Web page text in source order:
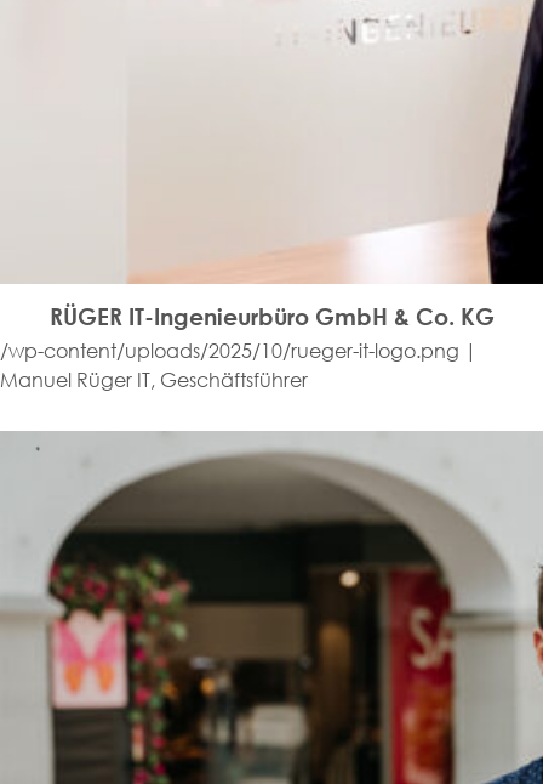
RÜGER IT-Ingenieurbüro GmbH & Co. KG
/wp-content/uploads/2025/10/rueger-it-logo.png |
Manuel Rüger IT, Geschäftsführer